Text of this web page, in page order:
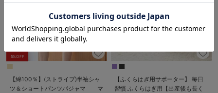
5%OFF
【綿100％】(ストライプ)半袖シャ
ツ＆ショートパンツパジャマ マ
【ふくらはぎ用サポーター】 毎日
習慣 ふくらはぎ用【出産後も長く
お気に入り商品を確認する